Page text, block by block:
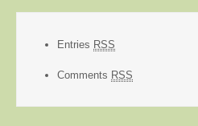
Entries RSS
Comments RSS